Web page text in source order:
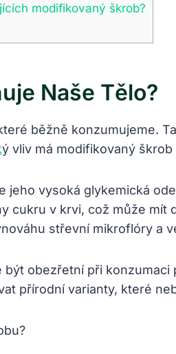
modifikovaný škrob?
Naše Tělo?
běžně konzumujeme.
ý vliv má modifikovaný škrob
vysoká glykemická
cukru v krvi, což může mít
střevní mikroflóry a
obezřetní při
přírodní varianty, které